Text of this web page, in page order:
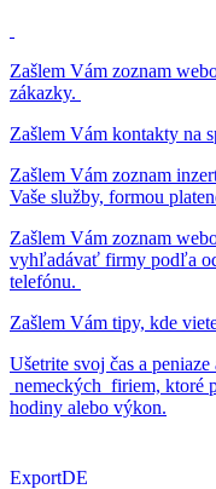
Zašlem Vám zoznam
zákazky.
Zašlem Vám kontakty na
Zašlem Vám zoznam
Vaše služby, formou
Zašlem Vám zoznam
vyhľadávať firmy podľa
telefónu.
Zašlem Vám tipy, kde
Ušetrite svoj čas a
nemeckých firiem, ktoré
hodiny alebo výkon.
ExportDE